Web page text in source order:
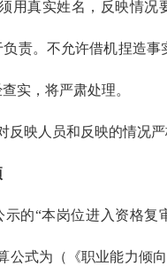
用真实姓名，反映情况
责。不允许借机捏造事
实，将严肃处理。
反映人员和反映的情况严
示的“本岗位进入资格复
公式为（《职业能力倾